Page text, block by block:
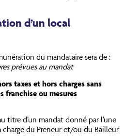
d’un local
du mandataire sera de :
prévues au mandat
taxes et hors charges sans
franchise ou mesures
titre d’un mandat donné par l’une
charge du Preneur et/ou du Bailleur